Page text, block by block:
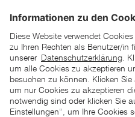
*der "statt"-Preis ist der
Tagen vor
unter den UVP